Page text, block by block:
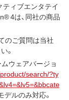
ティブエンタテイ
4は、同社の商品
のご質問は当社
。
ウェアバージョ
search/?ty
ルのみ対応。